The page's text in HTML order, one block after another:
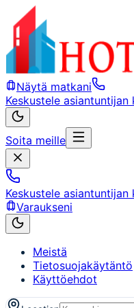
Näytä matkani
Keskustele asiantuntijan
Soita meille
Keskustele asiantuntijan
Varaukseni
Meistä
Tietosuojakäytäntö
Käyttöehdot